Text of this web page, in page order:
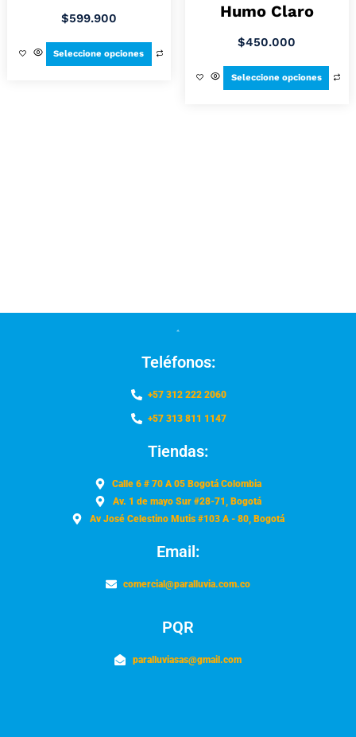
$599.900
Seleccione opciones
Humo Claro
$450.000
Seleccione opciones
Teléfonos:
+57 312 222 2060
+57 313 811 1147
Tiendas:
Calle 6 # 70 A 05 Bogotá Colombia
Av. 1 de mayo Sur #28-71, Bogotá
Av José Celestino Mutis #103 A - 80, Bogotá
Email:
comercial@paralluvia.com.co
PQR
paralluviasas@gmail.com